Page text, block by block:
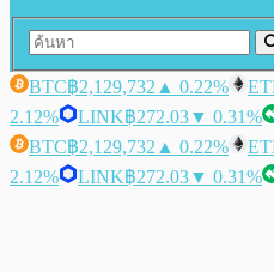
BTC฿2,129,732 ▲ 0.22%
2.12%
LINK฿272.03▼ 0.31%
BTC฿2,129,732 ▲ 0.22%
2.12%
LINK฿272.03▼ 0.31%